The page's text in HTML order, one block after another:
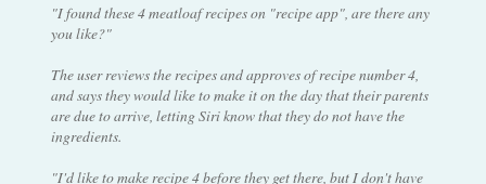
"I found these 4 meatloaf recipes on "recipe app", are there any
you like?"
The user reviews the recipes and approves of recipe number 4,
and says they would like to make it on the day that their parents
are due to arrive, letting Siri know that they do not have the
ingredients.
"I'd like to make recipe 4 before they get there, but I don't have